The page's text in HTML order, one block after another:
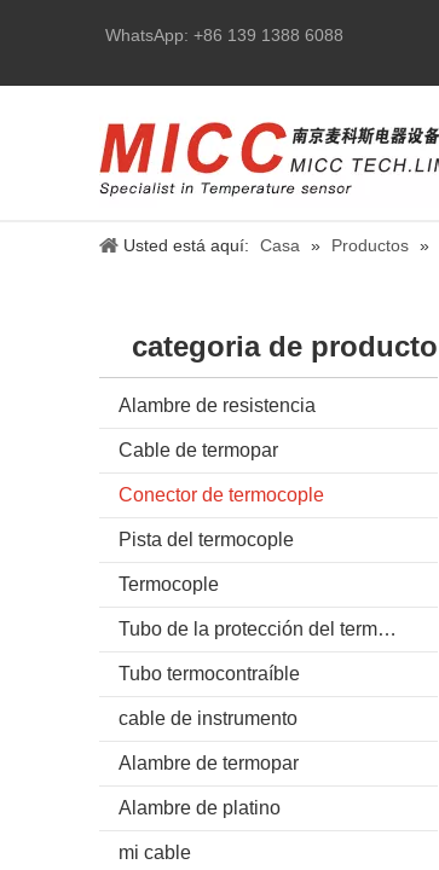
WhatsApp: +86 139 1388 6088
Usted está aquí: Casa » Productos »
categoria de producto
Alambre de resistencia
Cable de termopar
Conector de termocople
Pista del termocople
Termocople
Tubo de la protección del termocople
Tubo termocontraíble
cable de instrumento
Alambre de termopar
Alambre de platino
mi cable